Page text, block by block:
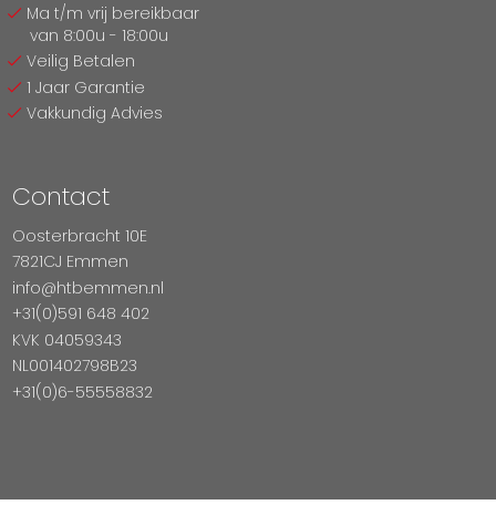
Ma t/m vrij bereikbaar
van 8:00u - 18:00u
Veilig Betalen
1 Jaar Garantie
Vakkundig Advies
Contact
Oosterbracht 10E
7821CJ Emmen
info@htbemmen.nl
+31(0)591 648 402
KVK 04059343
NL001402798B23
+31(0)6-55558832